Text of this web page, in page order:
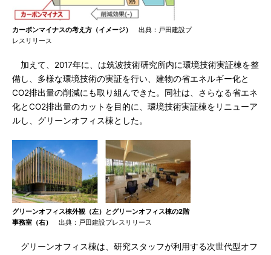
カーボンマイナスの考え方（イメージ）
出典：戸田建設プ
レスリリース
加えて、2017年に、は筑波技術研究所内に環境技術実証棟を整
備し、多様な環境技術の実証を行い、建物の省エネルギー化と
CO2排出量の削減にも取り組んできた。同社は、さらなる省エネ
化とCO2排出量のカットを目的に、環境技術実証棟をリニューア
ルし、グリーンオフィス棟とした。
グリーンオフィス棟外観（左）とグリーンオフィス棟の2階
事務室（右）
出典：戸田建設プレスリリース
グリーンオフィス棟は、研究スタッフが利用する次世代型オフ